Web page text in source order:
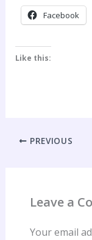
Facebook
Like this:
PREVIOUS
Leave a
Your email